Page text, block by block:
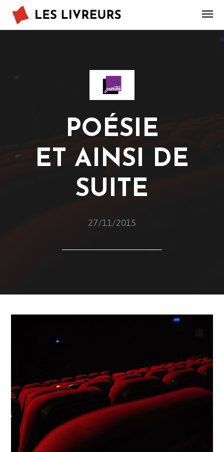
POÉSIE
ET AINSI DE
SUITE
27/11/2015